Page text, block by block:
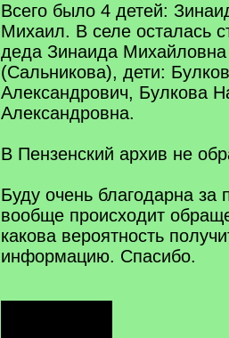
Всего было 4 детей:
Михаил. В селе осталась
деда Зинаида
(Сальникова), дети:
Александрович, Булкова
Александровна.
В Пензенский архив не
Буду очень благодарна за
вообще происходит
какова вероятность
информацию. Спасибо.